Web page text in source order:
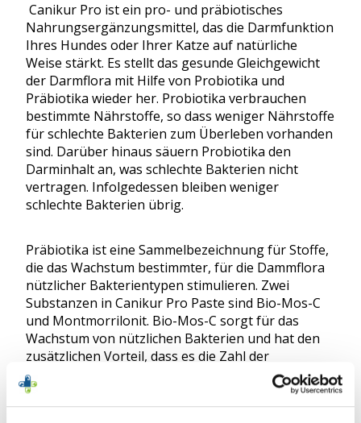
Canikur Pro ist ein pro- und präbiotisches
Nahrungsergänzungsmittel, das die Darmfunktion
Ihres Hundes oder Ihrer Katze auf natürliche
Weise stärkt. Es stellt das gesunde Gleichgewicht
der Darmflora mit Hilfe von Probiotika und
Präbiotika wieder her. Probiotika verbrauchen
bestimmte Nährstoffe, so dass weniger Nährstoffe
für schlechte Bakterien zum Überleben vorhanden
sind. Darüber hinaus säuern Probiotika den
Darminhalt an, was schlechte Bakterien nicht
vertragen. Infolgedessen bleiben weniger
schlechte Bakterien übrig.
Präbiotika ist eine Sammelbezeichnung für Stoffe,
die das Wachstum bestimmter, für die Dammflora
nützlicher Bakterientypen stimulieren. Zwei
Substanzen in Canikur Pro Paste sind Bio-Mos-C
und Montmorrilonit. Bio-Mos-C sorgt für das
Wachstum von nützlichen Bakterien und hat den
zusätzlichen Vorteil, dass es die Zahl der
pathogenen Bakterien im Darm reduziert.
Montmorillonit ist ein Tonmineral, das Viren,
Toxine und Fremdstoffe wie Schwermetalle oder